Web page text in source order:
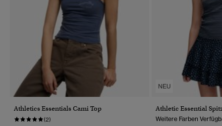
Athletics Essentials Cami Top
(2)
NEU
Athletic Essential
Weitere Farben